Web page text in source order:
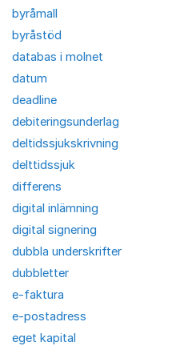
byråmall
byråstöd
databas i molnet
datum
deadline
debiteringsunderlag
deltidssjukskrivning
delttidssjuk
differens
digital inlämning
digital signering
dubbla underskrifter
dubbletter
e-faktura
e-postadress
eget kapital